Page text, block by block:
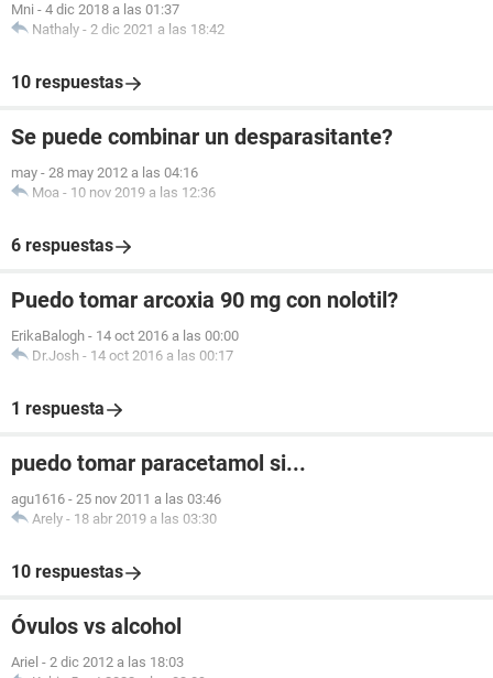
Mni - 4 dic 2018 a las 01:37
Nathaly - 2 dic 2021 a las 18:42
10 respuestas
Se puede combinar un desparasitante?
may - 28 may 2012 a las 04:16
Moa - 10 nov 2019 a las 12:36
6 respuestas
Puedo tomar arcoxia 90 mg con nolotil?
ErikaBalogh - 14 oct 2016 a las 00:00
Dr.Josh - 14 oct 2016 a las 00:17
1 respuesta
puedo tomar paracetamol si...
agu1616 - 25 nov 2011 a las 03:46
Arely - 18 abr 2019 a las 03:30
10 respuestas
Óvulos vs alcohol
Ariel - 2 dic 2012 a las 18:03